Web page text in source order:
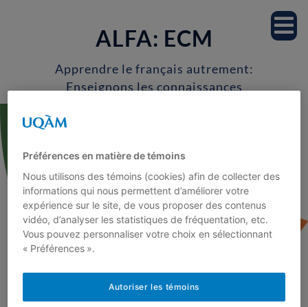
ALFA: ECM
Apprendre le français autrement:
Enseignons les connaissances
Notre équipe
Professeur.es
Étudiant.es
Milieu scolaire
Recherche
Projets de recherche
Publications
Préférences en matière de témoins
Nous utilisons des témoins (cookies) afin de collecter des
informations qui nous permettent d’améliorer votre
expérience sur le site, de vous proposer des contenus
vidéo, d’analyser les statistiques de fréquentation, etc.
Vous pouvez personnaliser votre choix en sélectionnant
« Préférences ».
Autoriser les témoins